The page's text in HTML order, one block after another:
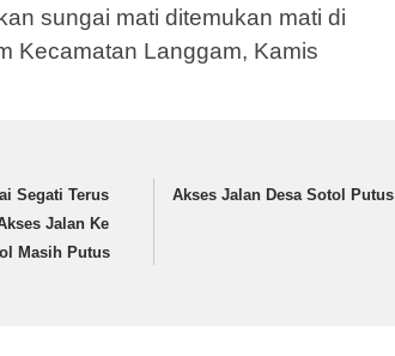
sungai mati ditemukan mati di
Kecamatan Langgam, Kamis
Segati Terus
Jalan Ke
Masih Putus
Akses Jalan Desa Sotol Putus